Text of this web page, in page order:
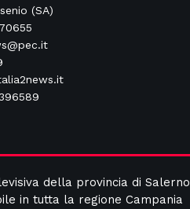
(SA)
della provincia di Salerno
in tutta la regione Campania